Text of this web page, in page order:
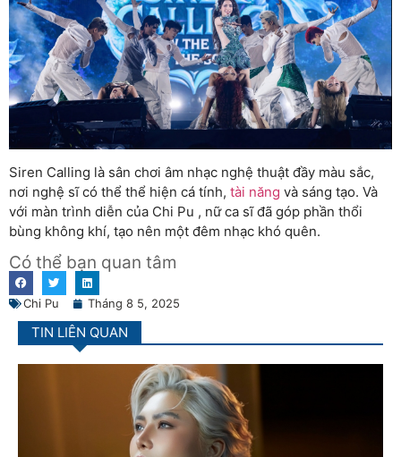
Siren Calling là sân chơi âm nhạc nghệ thuật đầy màu sắc,
nơi nghệ sĩ có thể thể hiện cá tính, tài năng và sáng tạo. Và
với màn trình diễn của Chi Pu , nữ ca sĩ đã góp phần thổi
bùng không khí, tạo nên một đêm nhạc khó quên.
Có thể bạn quan tâm
Chi Pu Tháng 8 5, 2025
TIN LIÊN QUAN